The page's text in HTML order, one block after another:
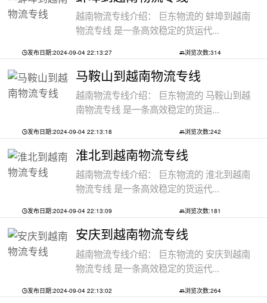
越南物流专线介绍： 巨东物流的 蚌埠到越南
物流专线 是一条高效稳定的货运代...
发布日期:2024-09-04 22:13:27 浏览次数:314
马鞍山到越南物流专线
越南物流专线介绍： 巨东物流的 马鞍山到越
南物流专线 是一条高效稳定的货运...
发布日期:2024-09-04 22:13:18 浏览次数:242
淮北到越南物流专线
越南物流专线介绍： 巨东物流的 淮北到越南
物流专线 是一条高效稳定的货运代...
发布日期:2024-09-04 22:13:09 浏览次数:181
安庆到越南物流专线
越南物流专线介绍： 巨东物流的 安庆到越南
物流专线 是一条高效稳定的货运代...
发布日期:2024-09-04 22:13:02 浏览次数:264